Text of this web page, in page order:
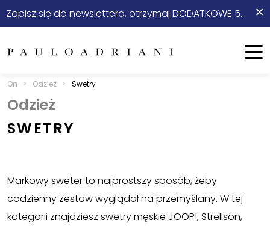
Zapisz się do newslettera, otrzymaj DODATKOWE 5% rabatu na start! ×
On > Odzież > Swetry
Odzież
SWETRY
Markowy sweter to najprostszy sposób, żeby
codzienny zestaw wyglądał na przemyślany. W tej
kategorii znajdziesz swetry męskie JOOP!, Strellson,
Nowości
Sale
Stylizacje ⭐
Obuwie
Zobacz wszystko
Marynarki
Kurtki, Płaszcze
Koszule